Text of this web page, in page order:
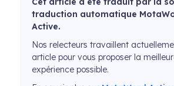
traduction automatique
Active.
Nos relecteurs travaillent
article pour vous proposer la
expérience possible.